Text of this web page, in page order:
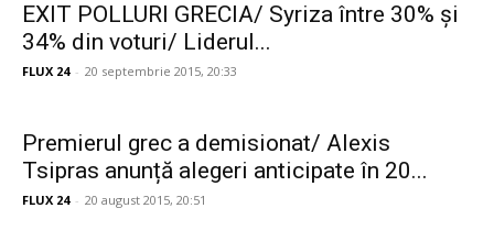
EXIT POLLURI GRECIA/ Syriza între 30% și
34% din voturi/ Liderul...
FLUX 24 - 20 septembrie 2015, 20:33
Premierul grec a demisionat/ Alexis
Tsipras anunță alegeri anticipate în 20...
FLUX 24 - 20 august 2015, 20:51